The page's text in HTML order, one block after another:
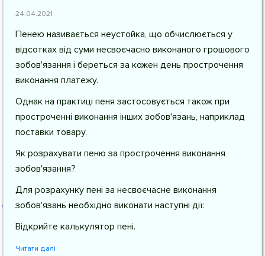
24.04.2021
Пенею називається неустойка, що обчислюється у
відсотках від суми несвоєчасно виконаного грошового
зобов'язання і береться за кожен день прострочення
виконання платежу.
Однак на практиці пеня застосовується також при
простроченні виконання інших зобов'язань, наприклад
поставки товару.
Як розрахувати пеню за прострочення виконання
зобов'язання?
Для розрахунку пені за несвоєчасне виконання
зобов'язань необхідно виконати наступні дії:
Відкрийте калькулятор пені.
Читати далі